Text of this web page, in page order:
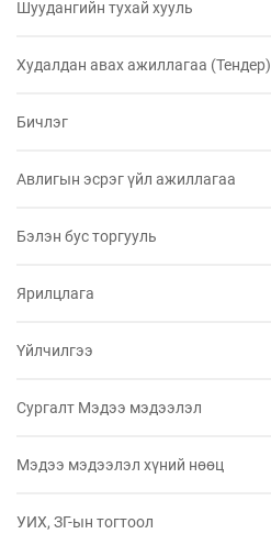
Шуудангийн тухай хууль
Худалдан авах ажиллагаа (Тендер)
Бичлэг
Авлигын эсрэг үйл ажиллагаа
Бэлэн бус торгууль
Ярилцлага
Үйлчилгээ
Сургалт Мэдээ мэдээлэл
Мэдээ мэдээлэл хүний нөөц
УИХ, ЗГ-ын тогтоол